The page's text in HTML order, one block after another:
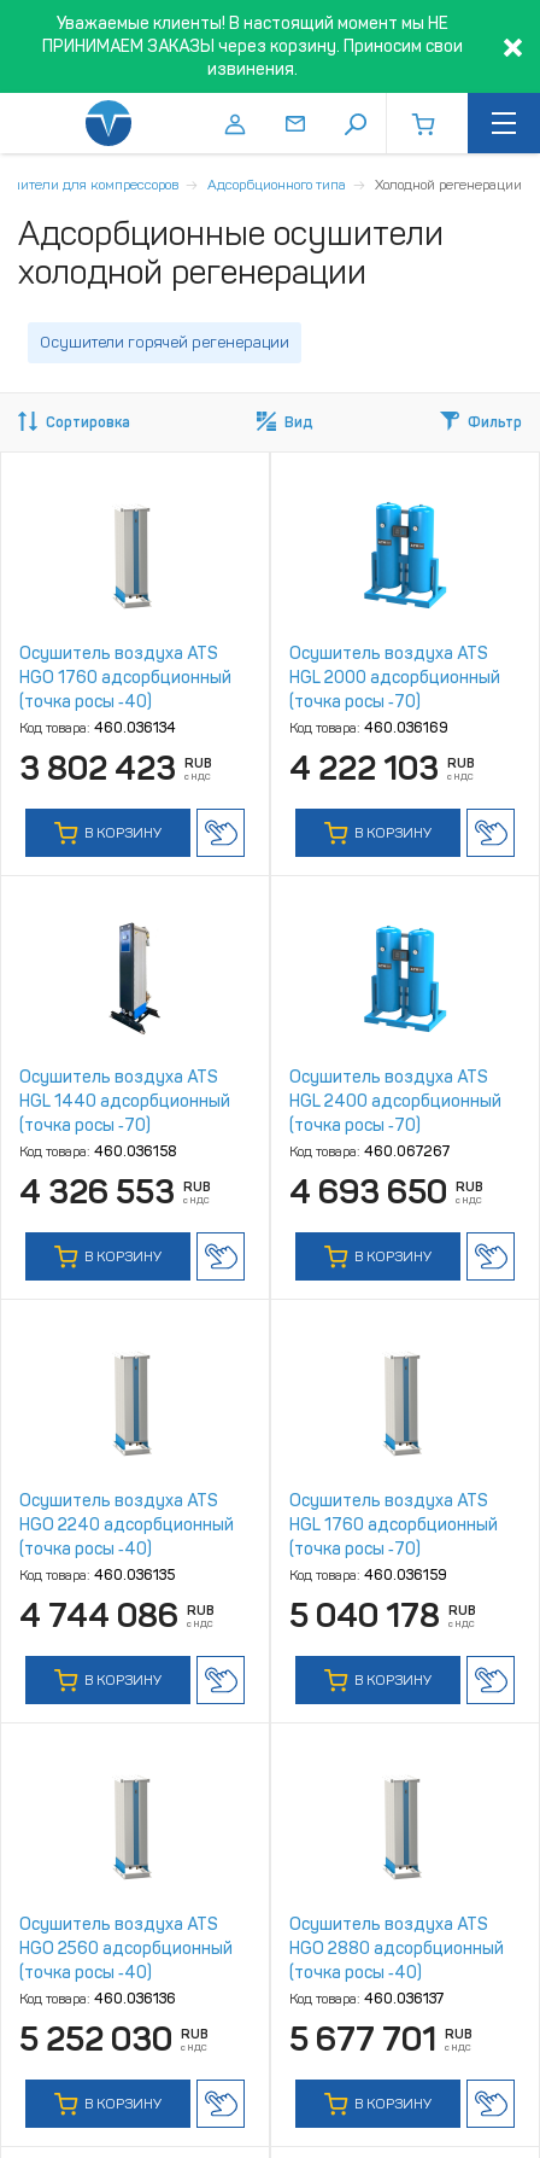
Уважаемые клиенты! В настоящий момент мы НЕ
ПРИНИМАЕМ ЗАКАЗЫ через корзину. Приносим свои
извинения.
для компрессоров Адсорбционного типа Холодной регенерации
Адсорбционные осушители
холодной регенерации
Осушители горячей регенерации
Сортировка Вид Фильтр
Осушитель воздуха ATS
HGO 1760 адсорбционный
(точка росы ‑40)
Код товара: 460.036134
3 802 423 RUB
с НДС
В КОРЗИНУ
Осушитель воздуха ATS
HGL 2000 адсорбционный
(точка росы ‑70)
Код товара: 460.036169
4 222 103 RUB
с НДС
В КОРЗИНУ
Осушитель воздуха ATS
HGL 1440 адсорбционный
(точка росы ‑70)
Код товара: 460.036158
4 326 553 RUB
с НДС
В КОРЗИНУ
Осушитель воздуха ATS
HGL 2400 адсорбционный
(точка росы ‑70)
Код товара: 460.067267
4 693 650 RUB
с НДС
В КОРЗИНУ
Осушитель воздуха ATS
HGO 2240 адсорбционный
(точка росы ‑40)
Код товара: 460.036135
4 744 086 RUB
с НДС
В КОРЗИНУ
Осушитель воздуха ATS
HGL 1760 адсорбционный
(точка росы ‑70)
Код товара: 460.036159
5 040 178 RUB
с НДС
В КОРЗИНУ
Осушитель воздуха ATS
HGO 2560 адсорбционный
(точка росы ‑40)
Код товара: 460.036136
5 252 030 RUB
с НДС
В КОРЗИНУ
Осушитель воздуха ATS
HGO 2880 адсорбционный
(точка росы ‑40)
Код товара: 460.036137
5 677 701 RUB
с НДС
В КОРЗИНУ